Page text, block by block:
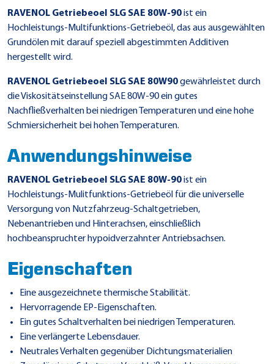
RAVENOL Getriebeoel SLG SAE 80W-90ist ein
Hochleistungs-Multifunktions-Getriebeöl, das aus ausgewählten
Grundölen mit darauf speziell abgestimmten Additiven
hergestellt wird.
RAVENOL Getriebeoel SLG SAE 80W90gewährleistet durch
die Viskositätseinstellung SAE 80W-90 ein gutes
Nachfließverhalten bei niedrigen Temperaturen und eine hohe
Schmiersicherheit bei hohen Temperaturen.
Anwendungshinweise
RAVENOL Getriebeoel SLG SAE 80W-90ist ein
Hochleistungs-Mulitfunktions-Getriebeöl für die universelle
Versorgung von Nutzfahrzeug-Schaltgetrieben,
Nebenantrieben und Hinterachsen, einschließlich
hochbeanspruchter hypoidverzahnter Antriebsachsen.
Eigenschaften
Eine ausgezeichnete thermische Stabilität.
Hervorragende EP-Eigenschaften.
Ein gutes Schaltverhalten bei niedrigen Temperaturen.
Eine verlängerte Lebensdauer.
Neutrales Verhalten gegenüber Dichtungsmaterialien